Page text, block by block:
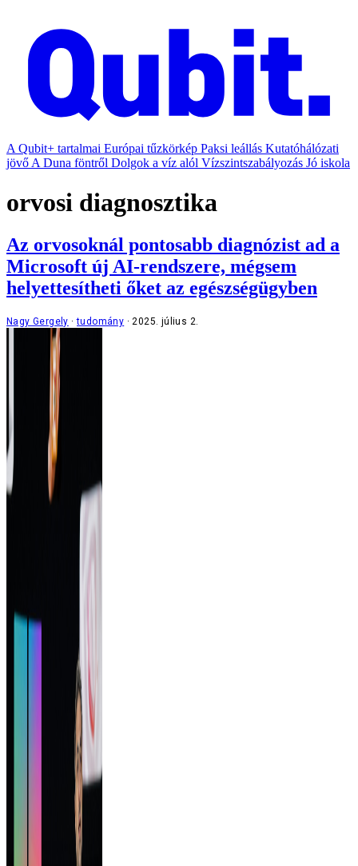
A Qubit+ tartalmai Európai tűzkörkép Paksi leállás Kutatóhálózati
jövő A Duna föntről Dolgok a víz alól Vízszintszabályozás Jó iskola
orvosi diagnosztika
Az orvosoknál pontosabb diagnózist ad a
Microsoft új AI-rendszere, mégsem
helyettesítheti őket az egészségügyben
Nagy Gergely tudomány 2025. július 2.